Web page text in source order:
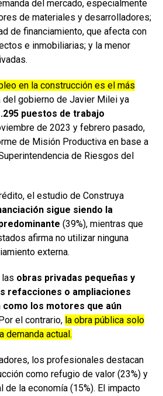
del mercado, especialmente
de materiales y desarrolladores;
de financiamiento, que afecta con
e inmobiliarias; y la menor
en la construcción es el más
del gobierno de Javier Milei ya
puestos de trabajo
de 2023 y febrero pasado,
de Misión Productiva en base a
de Riesgos del
el estudio de Construya
sigue siendo la
(39%), mientras que
afirma no utilizar ninguna
externa.
obras privadas pequeñas y
refacciones o ampliaciones
como los motores que aún
el contrario, la obra pública solo
demanda actual.
los profesionales destacan
como refugio de valor (23%) y
de la economía (15%). El impacto